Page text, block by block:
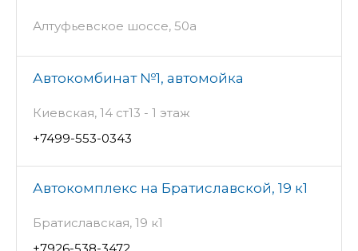
Алтуфьевское шоссе, 50а
Автокомбинат №1, автомойка
Киевская, 14 ст13 - 1 этаж
+7499-553-0343
Автокомплекс на Братиславской, 19 к1
Братиславская, 19 к1
+7926-538-3472